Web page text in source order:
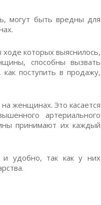
могут быть вредны для
которых выяснилось,
способны вызвать
поступить в продажу,
женщинах. Это касается
артериального
принимают их каждый
удобно, так как у них